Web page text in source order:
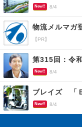
New!! 8/4
物流メルマガ
【PR】
New!! 8/4
ブレイズ 「
New!! 8/4